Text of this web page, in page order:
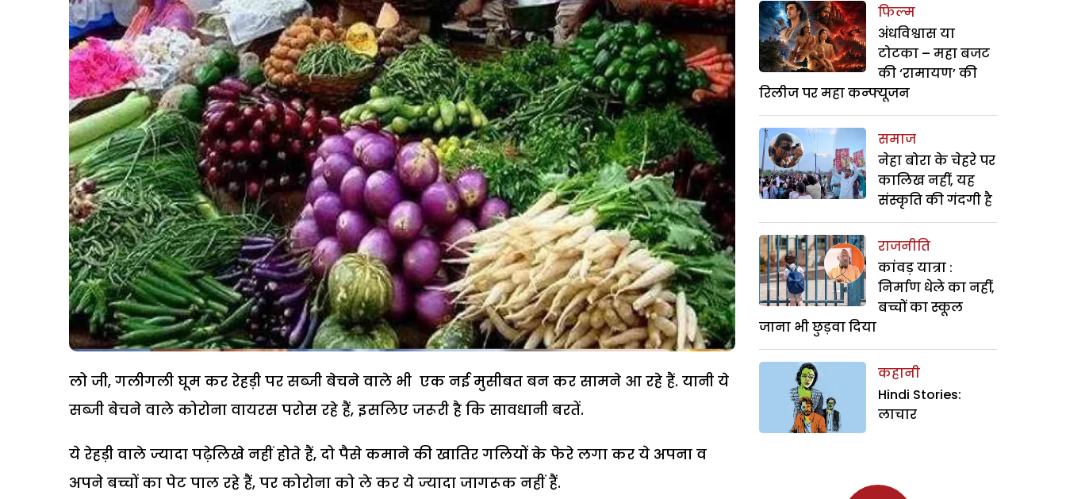
लो जी, गलीगली घूम कर रेहड़ी पर सब्जी बेचने वाले भी एक नई मुसीबत बन कर सामने आ रहे हैं. यानी ये
सब्जी बेचने वाले कोरोना वायरस परोस रहे हैं, इसलिए जरूरी है कि सावधानी बरतें.
ये रेहड़ी वाले ज्यादा पढ़ेलिखे नहीं होते हैं, दो पैसे कमाने की खातिर गलियों के फेरे लगा कर ये अपना व
अपने बच्चों का पेट पाल रहे हैं, पर कोरोना को ले कर ये ज्यादा जागरूक नहीं हैं.
फिल्म
अंधविश्वास या
टोटका – महा बजट
की ‘रामायण’ की
रिलीज पर महा कन्फ्यूजन
समाज
नेहा बोरा के चेहरे पर
कालिख नहीं, यह
संस्कृति की गंदगी है
राजनीति
कांवड़ यात्रा :
निर्माण धेले का नहीं,
बच्चों का स्कूल
जाना भी छुड़वा दिया
कहानी
Hindi Stories:
लाचार